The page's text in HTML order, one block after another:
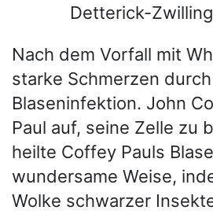
Detterick-
Nach dem Vorfall mit
starke Schmerzen
Blaseninfektion. John
Paul auf, seine Zelle zu
heilte Coffey Pauls
wundersame Weise,
Wolke schwarzer